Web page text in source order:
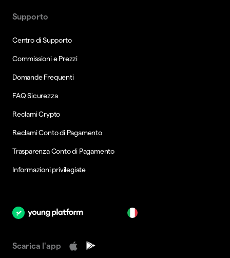
Supporto
Centro di Supporto
Commissioni e Prezzi
Domande Frequenti
FAQ Sicurezza
Reclami Crypto
Reclami Conto di Pagamento
Trasparenza Conto di Pagamento
Informazioni privilegiate
Scarica l'app